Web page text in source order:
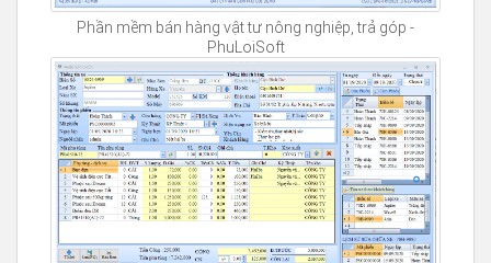
Phần mềm bán hàng vật tư nông nghiệp, trả góp -
PhuLoiSoft